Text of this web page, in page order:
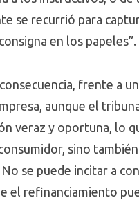
se recurrió para
en los papeles”.
frente a
aunque el
veraz y oportuna, lo
sino
se puede incitar a
el refinanciamiento